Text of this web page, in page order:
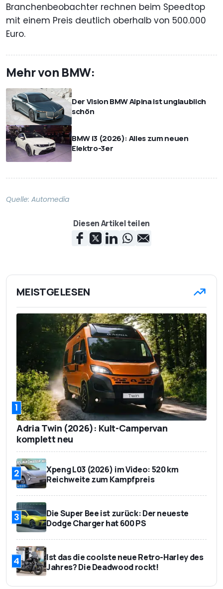
Branchenbeobachter rechnen beim Speedtop
mit einem Preis deutlich oberhalb von 500.000
Euro.
Mehr von BMW:
Der Vision BMW Alpina ist unglaublich
schön
BMW i3 (2026): Alles zum neuen
Elektro-3er
Quelle: Automedia
Diesen Artikel teilen
MEISTGELESEN
1
Adria Twin (2026): Kult-Campervan
komplett neu
2
Xpeng L03 (2026) im Video: 520 km
Reichweite zum Kampfpreis
3
Die Super Bee ist zurück: Der neueste
Dodge Charger hat 600 PS
4
Ist das die coolste neue Retro-Harley des
Jahres? Die Deadwood rockt!